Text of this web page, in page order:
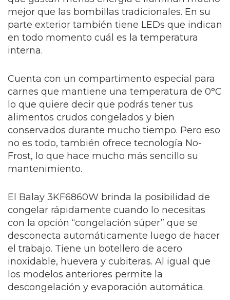
mejor que las bombillas tradicionales. En su
parte exterior también tiene LEDs que indican
en todo momento cuál es la temperatura
interna.
Cuenta con un compartimento especial para
carnes que mantiene una temperatura de 0°C
lo que quiere decir que podrás tener tus
alimentos crudos congelados y bien
conservados durante mucho tiempo. Pero eso
no es todo, también ofrece tecnología No-
Frost, lo que hace mucho más sencillo su
mantenimiento.
El Balay 3KF6860W brinda la posibilidad de
congelar rápidamente cuando lo necesitas
con la opción “congelación súper” que se
desconecta automáticamente luego de hacer
el trabajo. Tiene un botellero de acero
inoxidable, huevera y cubiteras. Al igual que
los modelos anteriores permite la
descongelación y evaporación automática.